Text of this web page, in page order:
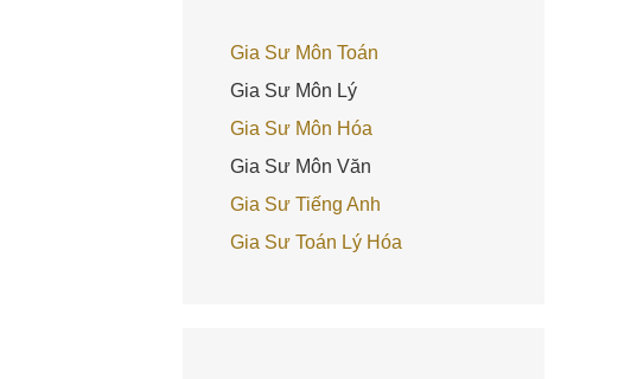
Gia Sư Môn Toán
Gia Sư Môn Lý
Gia Sư Môn Hóa
Gia Sư Môn Văn
Gia Sư Tiếng Anh
Gia Sư Toán Lý Hóa